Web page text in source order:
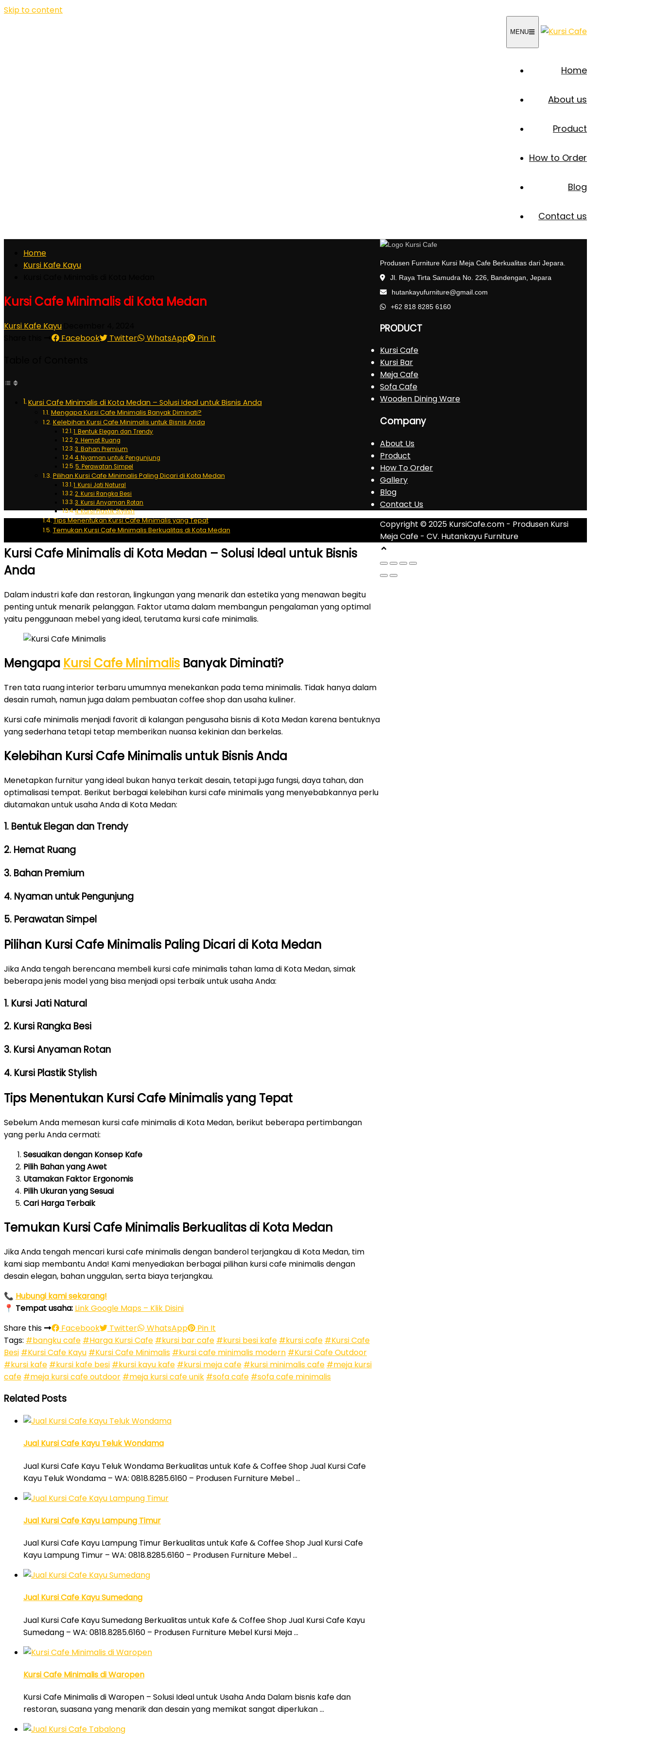
Skip to content
MENU
Home
About us
Product
How to Order
Blog
Contact us
Home
Kursi Kafe Kayu
Kursi Cafe Minimalis di Kota Medan
Kursi Kafe Kayu
Facebook Twitter WhatsApp Pin It
Kursi Cafe Minimalis di Kota Medan – Solusi Ideal untuk Bisnis Anda
Mengapa Kursi Cafe Minimalis Banyak Diminati?
Kelebihan Kursi Cafe Minimalis untuk Bisnis Anda
1. Bentuk Elegan dan Trendy
2. Hemat Ruang
3. Bahan Premium
4. Nyaman untuk Pengunjung
5. Perawatan Simpel
Pilihan Kursi Cafe Minimalis Paling Dicari di Kota Medan
1. Kursi Jati Natural
2. Kursi Rangka Besi
3. Kursi Anyaman Rotan
4. Kursi Plastik Stylish
Tips Menentukan Kursi Cafe Minimalis yang Tepat
Temukan Kursi Cafe Minimalis Berkualitas di Kota Medan
Kursi Cafe Minimalis di Kota Medan – Solusi Ideal untuk Bisnis
Anda
Dalam industri kafe dan restoran, lingkungan yang menarik dan estetika yang menawan begitu
penting untuk menarik pelanggan. Faktor utama dalam membangun pengalaman yang optimal
yaitu penggunaan mebel yang ideal, terutama kursi cafe minimalis.
Mengapa Kursi Cafe Minimalis Banyak Diminati?
Tren tata ruang interior terbaru umumnya menekankan pada tema minimalis. Tidak hanya dalam
desain rumah, namun juga dalam pembuatan coffee shop dan usaha kuliner.
Kursi cafe minimalis menjadi favorit di kalangan pengusaha bisnis di Kota Medan karena bentuknya
yang sederhana tetapi tetap memberikan nuansa kekinian dan berkelas.
Kelebihan Kursi Cafe Minimalis untuk Bisnis Anda
Menetapkan furnitur yang ideal bukan hanya terkait desain, tetapi juga fungsi, daya tahan, dan
optimalisasi tempat. Berikut berbagai kelebihan kursi cafe minimalis yang menyebabkannya perlu
diutamakan untuk usaha Anda di Kota Medan:
1. Bentuk Elegan dan Trendy
2. Hemat Ruang
3. Bahan Premium
4. Nyaman untuk Pengunjung
5. Perawatan Simpel
Pilihan Kursi Cafe Minimalis Paling Dicari di Kota Medan
Jika Anda tengah berencana membeli kursi cafe minimalis tahan lama di Kota Medan, simak
beberapa jenis model yang bisa menjadi opsi terbaik untuk usaha Anda:
1. Kursi Jati Natural
2. Kursi Rangka Besi
3. Kursi Anyaman Rotan
4. Kursi Plastik Stylish
Tips Menentukan Kursi Cafe Minimalis yang Tepat
Sebelum Anda memesan kursi cafe minimalis di Kota Medan, berikut beberapa pertimbangan
yang perlu Anda cermati:
Sesuaikan dengan Konsep Kafe
Pilih Bahan yang Awet
Utamakan Faktor Ergonomis
Pilih Ukuran yang Sesuai
Cari Harga Terbaik
Temukan Kursi Cafe Minimalis Berkualitas di Kota Medan
Jika Anda tengah mencari kursi cafe minimalis dengan banderol terjangkau di Kota Medan, tim
kami siap membantu Anda! Kami menyediakan berbagai pilihan kursi cafe minimalis dengan
desain elegan, bahan unggulan, serta biaya terjangkau.
📞 Hubungi kami sekarang!
📍 Tempat usaha: Link Google Maps – Klik Disini
Share this
Facebook Twitter WhatsApp
Pin It
Tags: #bangku cafe #Harga Kursi Cafe #kursi bar cafe #kursi besi kafe #kursi cafe #Kursi Cafe
Besi #Kursi Cafe Kayu #Kursi Cafe Minimalis #kursi cafe minimalis modern #Kursi Cafe Outdoor
#kursi kafe #kursi kafe besi #kursi kayu kafe #kursi meja cafe #kursi minimalis cafe #meja kursi
cafe #meja kursi cafe outdoor #meja kursi cafe unik #sofa cafe #sofa cafe minimalis
Related Posts
Jual Kursi Cafe Kayu Teluk Wondama
Jual Kursi Cafe Kayu Teluk Wondama Berkualitas untuk Kafe & Coffee Shop Jual Kursi Cafe
Kayu Teluk Wondama – WA: 0818.8285.6160 – Produsen Furniture Mebel …
Jual Kursi Cafe Kayu Lampung Timur
Jual Kursi Cafe Kayu Lampung Timur Berkualitas untuk Kafe & Coffee Shop Jual Kursi Cafe
Kayu Lampung Timur – WA: 0818.8285.6160 – Produsen Furniture Mebel …
Jual Kursi Cafe Kayu Sumedang
Jual Kursi Cafe Kayu Sumedang Berkualitas untuk Kafe & Coffee Shop Jual Kursi Cafe Kayu
Sumedang – WA: 0818.8285.6160 – Produsen Furniture Mebel Kursi Meja …
Kursi Cafe Minimalis di Waropen
Kursi Cafe Minimalis di Waropen – Solusi Ideal untuk Usaha Anda Dalam bisnis kafe dan
restoran, suasana yang menarik dan desain yang memikat sangat diperlukan …
Produsen Furniture Kursi Meja Cafe Berkualitas dari Jepara.
Jl. Raya Tirta Samudra No. 226, Bandengan, Jepara
hutankayufurniture@gmail.com
+62 818 8285 6160
PRODUCT
Kursi Cafe
Kursi Bar
Meja Cafe
Sofa Cafe
Wooden Dining Ware
Company
About Us
Product
How To Order
Gallery
Blog
Contact Us
Copyright © 2025 KursiCafe.com - Produsen Kursi
Meja Cafe - CV. Hutankayu Furniture